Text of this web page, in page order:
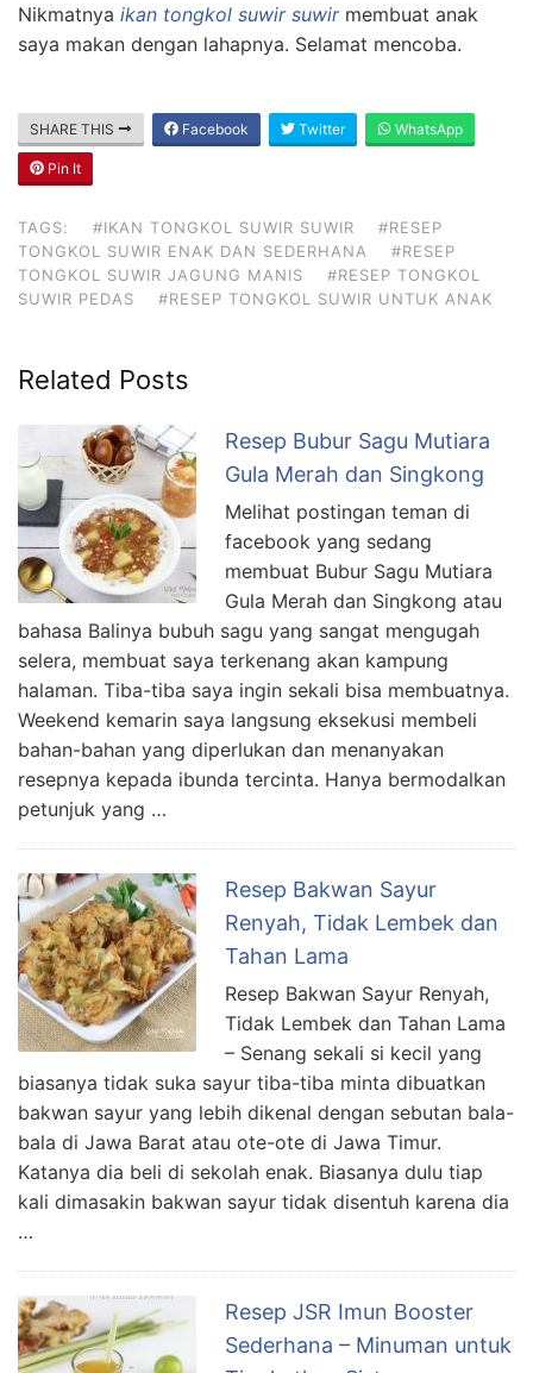
Nikmatnya ikan tongkol suwir suwirmembuat anak
saya makan dengan lahapnya. Selamat mencoba.
SHARE THIS Facebook Twitter WhatsApp
Pin It
TAGS: #IKAN TONGKOL SUWIR SUWIR
#RESEP
TONGKOL SUWIR ENAK DAN SEDERHANA
#RESEP
TONGKOL SUWIR JAGUNG MANIS
#RESEP TONGKOL
SUWIR PEDAS
#RESEP TONGKOL SUWIR UNTUK ANAK
Related Posts
Resep Bubur Sagu Mutiara
Gula Merah dan Singkong
Melihat postingan teman di
facebook yang sedang
membuat Bubur Sagu Mutiara
Gula Merah dan Singkong atau
bahasa Balinya bubuh sagu yang sangat mengugah
selera, membuat saya terkenang akan kampung
halaman. Tiba-tiba saya ingin sekali bisa membuatnya.
Weekend kemarin saya langsung eksekusi membeli
bahan-bahan yang diperlukan dan menanyakan
resepnya kepada ibunda tercinta. Hanya bermodalkan
petunjuk yang …
Resep Bakwan Sayur
Renyah, Tidak Lembek dan
Tahan Lama
Resep Bakwan Sayur Renyah,
Tidak Lembek dan Tahan Lama
– Senang sekali si kecil yang
biasanya tidak suka sayur tiba-tiba minta dibuatkan
bakwan sayur yang lebih dikenal dengan sebutan bala-
bala di Jawa Barat atau ote-ote di Jawa Timur.
Katanya dia beli di sekolah enak. Biasanya dulu tiap
kali dimasakin bakwan sayur tidak disentuh karena dia
…
Resep JSR Imun Booster
Sederhana – Minuman untuk